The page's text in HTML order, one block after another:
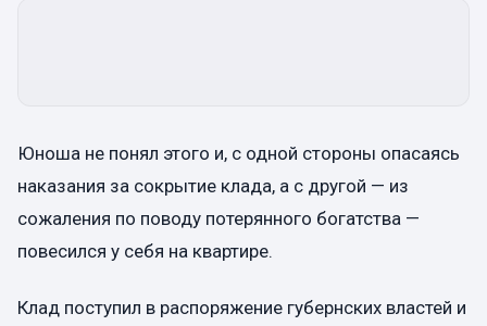
Юноша не понял этого и, с одной стороны опасаясь
наказания за сокрытие клада, а с другой — из
сожаления по поводу потерянного богатства —
повесился у себя на квартире.
Клад поступил в распоряжение губернских властей и